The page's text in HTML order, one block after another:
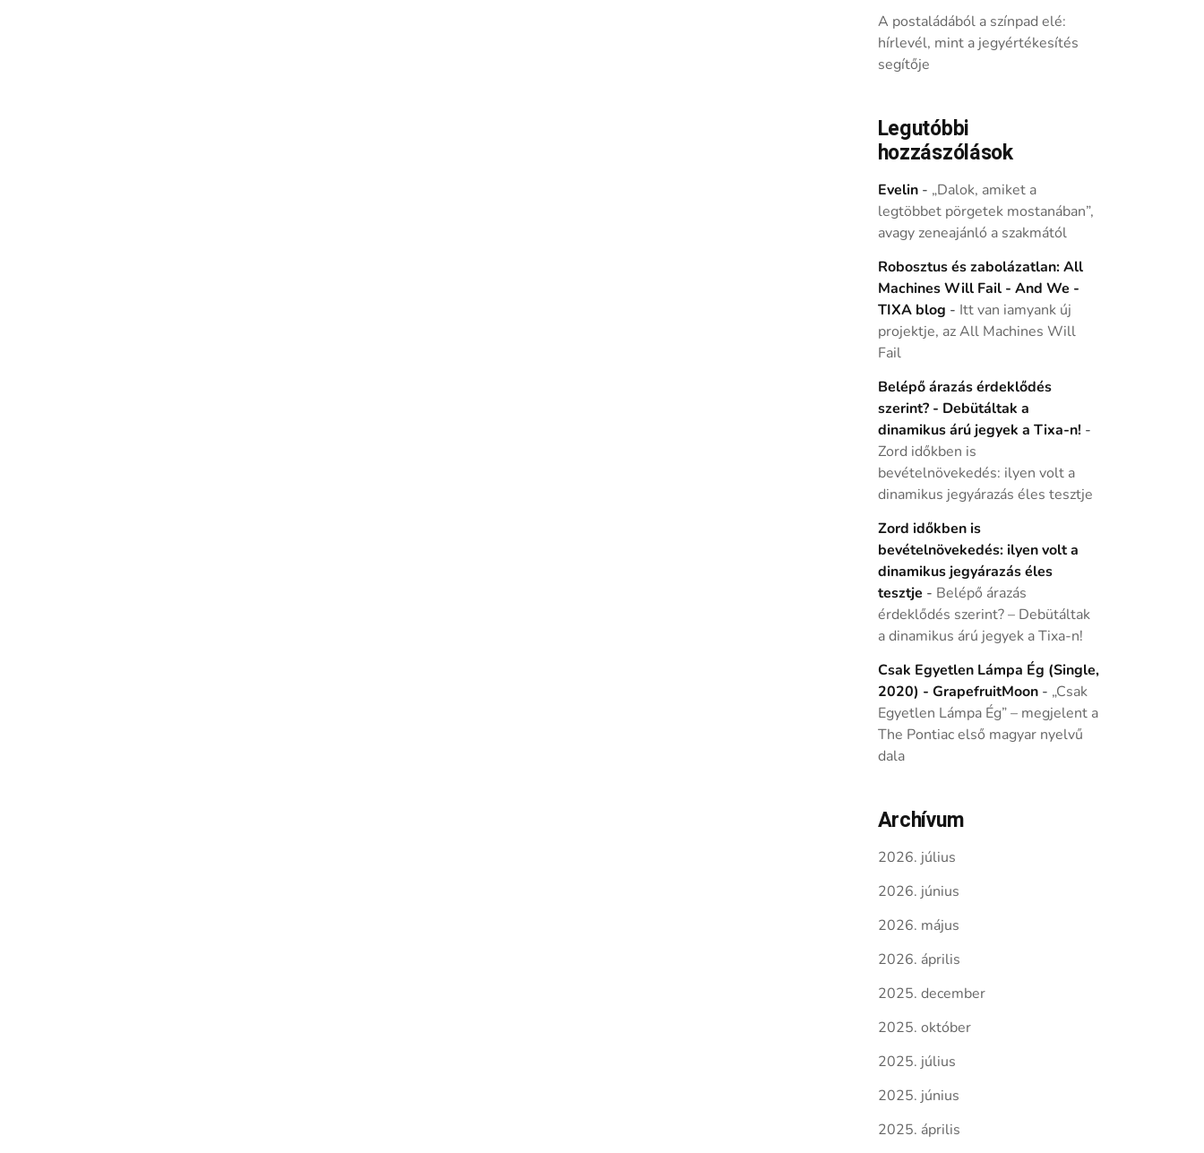
A postaládából a színpad elé:
hírlevél, mint a jegyértékesítés
segítője
Legutóbbi
hozzászólások
Evelin- „Dalok, amiket a
legtöbbet pörgetek mostanában”,
avagy zeneajánló a szakmától
Robosztus és zabolázatlan: All
Machines Will Fail - And We -
TIXA blog - Itt van iamyank új
projektje, az All Machines Will
Fail
Belépő árazás érdeklődés
szerint? - Debütáltak a
dinamikus árú jegyek a Tixa-n! -
Zord időkben is
bevételnövekedés: ilyen volt a
dinamikus jegyárazás éles tesztje
Zord időkben is
bevételnövekedés: ilyen volt a
dinamikus jegyárazás éles
tesztje - Belépő árazás
érdeklődés szerint? – Debütáltak
a dinamikus árú jegyek a Tixa-n!
Csak Egyetlen Lámpa Ég (Single,
2020) - GrapefruitMoon- „Csak
Egyetlen Lámpa Ég” – megjelent a
The Pontiac első magyar nyelvű
dala
Archívum
2026. július
2026. június
2026. május
2026. április
2025. december
2025. október
2025. július
2025. június
2025. április